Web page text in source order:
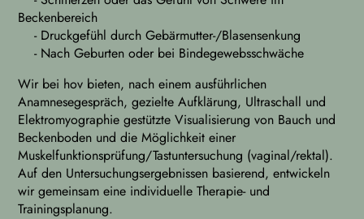
Beckenbereich
- Druckgefühl durch Gebärmutter-/Blasensenkung
- Nach Geburten oder bei Bindegewebsschwäche
Wir bei hov bieten, nach einem ausführlichen
Anamnesegespräch, gezielte Aufklärung, Ultraschall und
Elektromyographie gestützte Visualisierung von Bauch und
Beckenboden und die Möglichkeit einer
Muskelfunktionsprüfung/Tastuntersuchung (vaginal/rektal).
Auf den Untersuchungsergebnissen basierend, entwickeln
wir gemeinsam eine individuelle Therapie- und
Trainingsplanung.